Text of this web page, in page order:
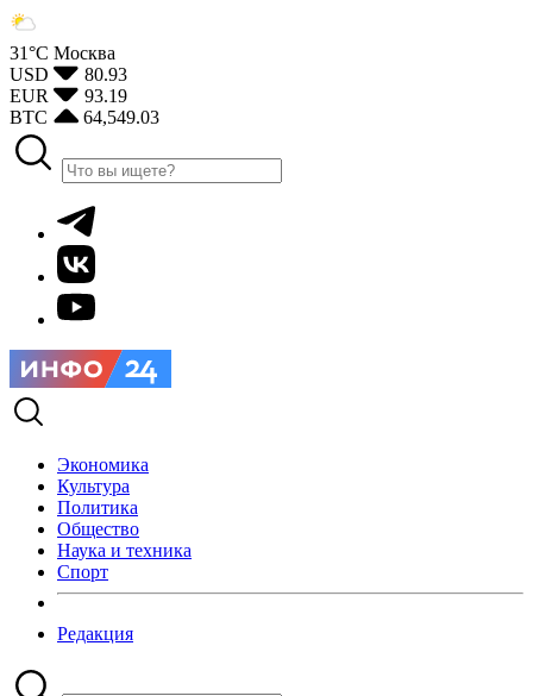
31°С Москва
USD
80.93
EUR
93.19
BTC
64,549.03
Экономика
Культура
Политика
Общество
Наука и техника
Спорт
Редакция